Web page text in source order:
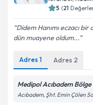
5 (21
Didem Hanımı eczacı
dün muayene oldum...
Adres 1 Adres 2
Medipol Acıbadem
Acıbadem, Şht. Emin Çölen